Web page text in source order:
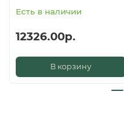
Есть в наличии
12326.00р.
В корзину